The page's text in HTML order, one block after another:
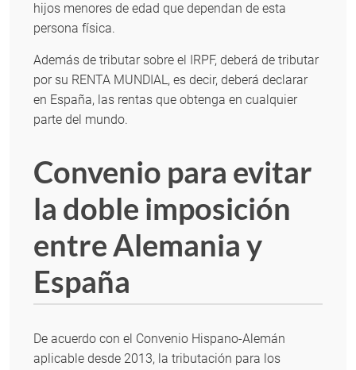
hijos menores de edad que dependan de esta
persona física.
Además de tributar sobre el IRPF, deberá de tributar
por su RENTA MUNDIAL, es decir, deberá declarar
en España, las rentas que obtenga en cualquier
parte del mundo.
Convenio para evitar
la doble imposición
entre Alemania y
España
De acuerdo con el Convenio Hispano-Alemán
aplicable desde 2013, la tributación para los